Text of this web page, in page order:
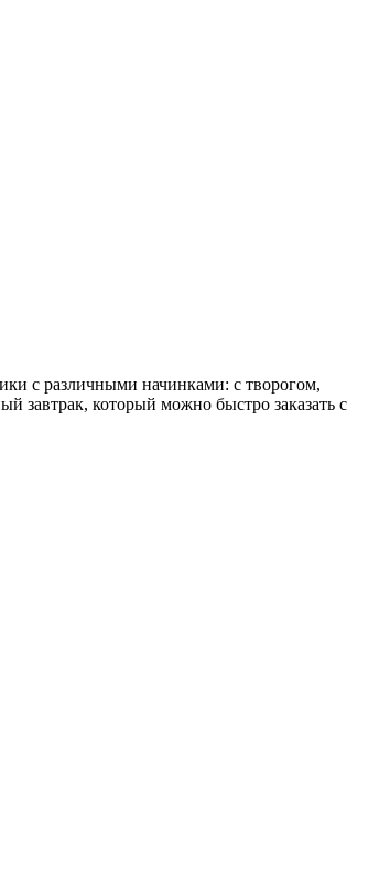
с различными начинками: с творогом,
завтрак, который можно быстро заказать с